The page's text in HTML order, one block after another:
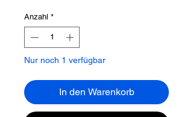
Anzahl *
Nur noch 1 verfügbar
In den Warenkorb